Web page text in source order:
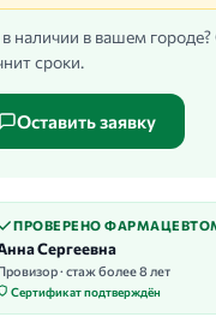
наличии в вашем
сроки.
Оставить заявку
ПРОВЕРЕНО
Сергеевна
· стаж более 8 лет
Сертификат подтверждён